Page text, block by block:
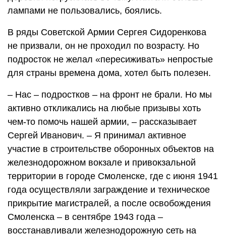
лампами не пользовались, боялись.
В ряды Советской Армии Сергея Сидоренкова
не призвали, он не проходил по возрасту. Но
подросток не желал «пересиживать» непростые
для страны времена дома, хотел быть полезен.
– Нас – подростков – на фронт не брали. Но мы
активно откликались на любые призывы хоть
чем-то помочь нашей армии, – рассказывает
Сергей Иванович. – Я принимал активное
участие в строительстве оборонных объектов на
железнодорожном вокзале и привокзальной
территории в городе Смоленске, где с июня 1941
года осуществляли заграждение и техническое
прикрытие магистралей, а после освобождения
Смоленска – в сентябре 1943 года –
восстанавливали железнодорожную сеть на